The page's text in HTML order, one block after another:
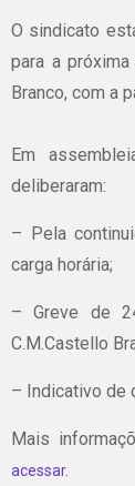
O sindicato
para a
Branco, com a
Em
deliberaram:
– Pela
carga horária;
– Greve de
C.M.Castello
– Indicativo de
Mais
acessar.